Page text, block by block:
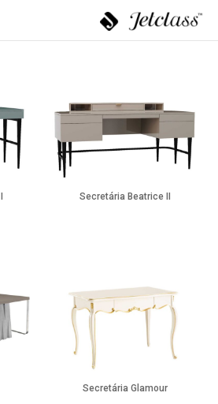
Secretária Beatrice II
Secretária Glamour